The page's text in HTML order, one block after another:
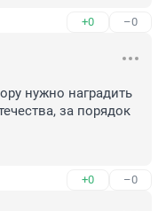
+0 –0
нужно наградить
за порядок
+0 –0